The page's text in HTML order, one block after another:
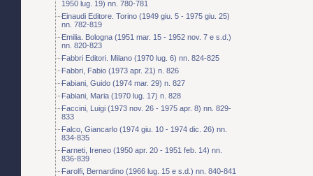
1950 lug. 19) nn. 780-781
Einaudi Editore. Torino (1949 giu. 5 - 1975 giu. 25)
nn. 782-819
Emilia. Bologna (1951 mar. 15 - 1952 nov. 7 e s.d.)
nn. 820-823
Fabbri Editori. Milano (1970 lug. 6) nn. 824-825
Fabbri, Fabio (1973 apr. 21) n. 826
Fabiani, Guido (1974 mar. 29) n. 827
Fabiani, Maria (1970 lug. 17) n. 828
Faccini, Luigi (1973 nov. 26 - 1975 apr. 8) nn. 829-
833
Falco, Giancarlo (1974 giu. 10 - 1974 dic. 26) nn.
834-835
Farneti, Ireneo (1950 apr. 20 - 1951 feb. 14) nn.
836-839
Farolfi, Bernardino (1966 lug. 15 e s.d.) nn. 840-841